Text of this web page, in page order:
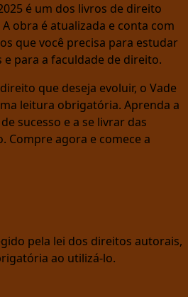
é um dos livros de direito
obra é atualizada e conta com
que você precisa para estudar
para a faculdade de direito.
que deseja evoluir, o Vade
leitura obrigatória. Aprenda a
sucesso e a se livrar das
Compre agora e comece a
pela lei dos direitos autorais,
ao utilizá-lo.